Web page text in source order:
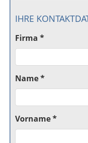
IHRE
Firma *
Name *
Vorname *